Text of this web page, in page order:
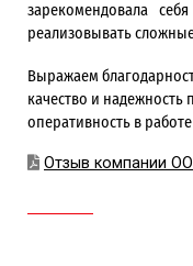
зарекомендовала
реализовывать
Выражаем
качество и надежность
оперативность в
Отзыв компании